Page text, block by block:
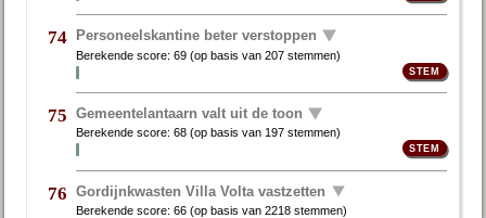
74 Personeelskantine beter verstoppen
Berekende score:69 (op basis van207 stemmen)
75 Gemeentelantaarn valt uit de toon
Berekende score:68 (op basis van 197 stemmen)
76 Gordijnkwasten Villa Volta vastzetten
Berekende score:66 (op basis van2218 stemmen)